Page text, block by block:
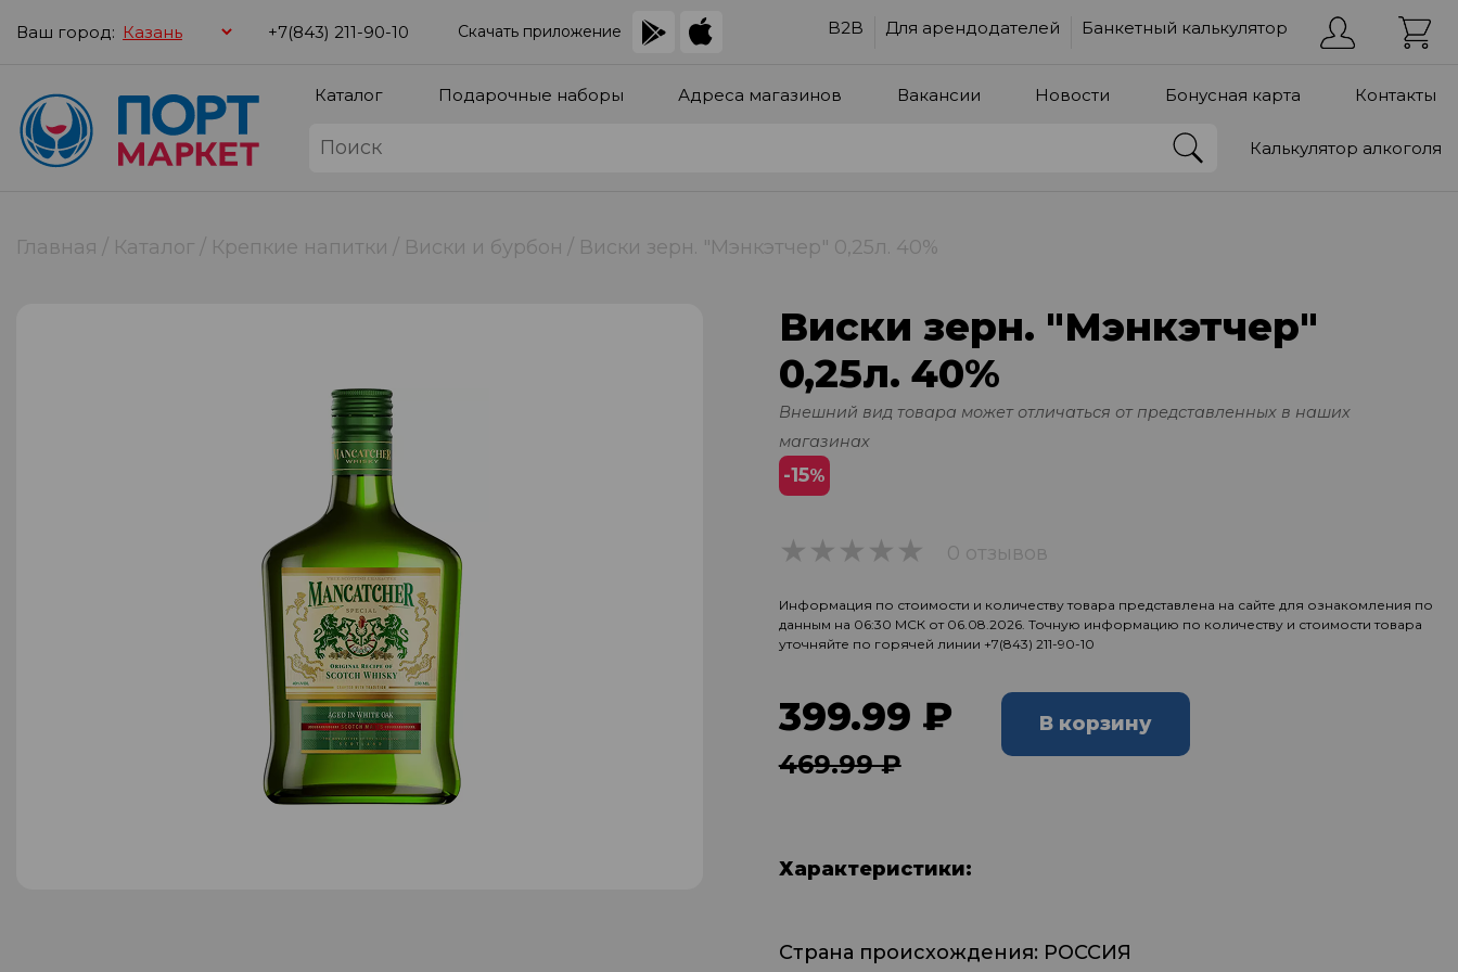
Ваш город: +7(843) 211-90-10 Скачать приложение B2B Для арендодателей Банкетный калькулятор
Каталог Подарочные наборы Адреса магазинов Вакансии Новости Бонусная карта Контакты
Калькулятор алкоголя
Главная Каталог Крепкие напитки Виски и бурбон Виски зерн. "Мэнкэтчер" 0,25л. 40%
Виски зерн. "Мэнкэтчер"
0,25л. 40%
Внешний вид товара может отличаться от представленных в наших
магазинах
-15%
0 отзывов
Информация по стоимости и количеству товара представлена на сайте для ознакомления по
данным на 06:30 МСК от 06.08.2026. Точную информацию по количеству и стоимости товара
уточняйте по горячей линии +7(843) 211-90-10
399.99 ₽
469.99 ₽
В корзину
Характеристики:
Страна происхождения: РОССИЯ